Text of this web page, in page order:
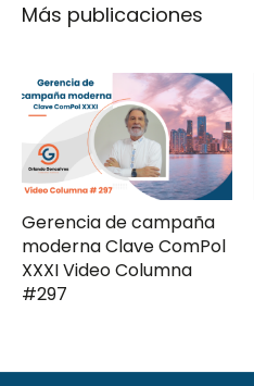
Más publicaciones
Gerencia de campaña
moderna Clave ComPol
XXXI Video Columna
#297